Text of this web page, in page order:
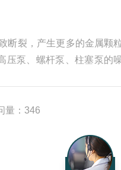
断裂，产生更多的金属颗
压泵、螺杆泵、柱塞泵的
量：346